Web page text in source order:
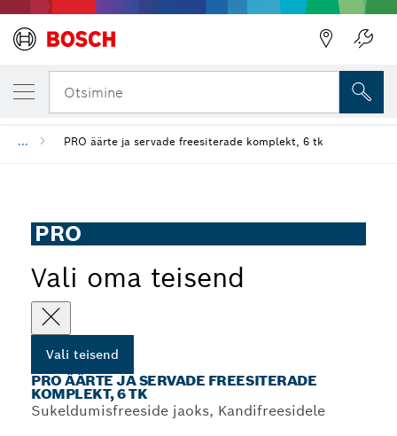
Otsimine
... PRO äärte ja servade freesiterade komplekt, 6 tk
PRO
Vali oma teisend
Vali teisend
PRO ÄÄRTE JA SERVADE FREESITERADE
KOMPLEKT, 6 TK
Sukeldumisfreeside jaoks, Kandifreesidele
SINU VALITUD TEISEND
PRO äärte ja servade freesiterade